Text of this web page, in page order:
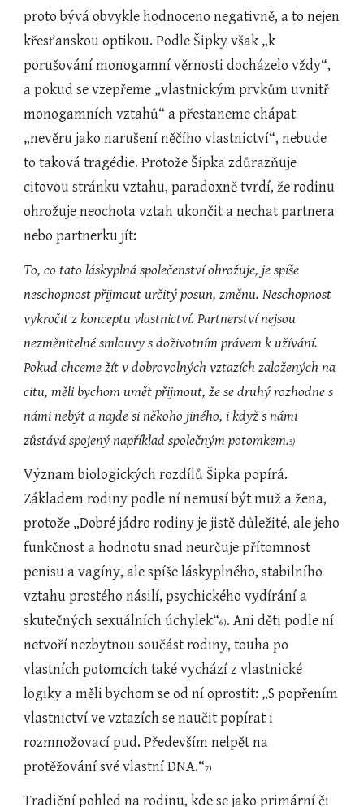
proto bývá obvykle hodnoceno negativně, a to nejen
křesťanskou optikou. Podle Šipky však „k
porušování monogamní věrnosti docházelo vždy“,
a pokud se vzepřeme „vlastnickým prvkům uvnitř
monogamních vztahů“ a přestaneme chápat
„nevěru jako narušení něčího vlastnictví“, nebude
to taková tragédie. Protože Šipka zdůrazňuje
citovou stránku vztahu, paradoxně tvrdí, že rodinu
ohrožuje neochota vztah ukončit a nechat partnera
nebo partnerku jít:
To, co tato láskyplná společenství ohrožuje, je spíše
neschopnost přijmout určitý posun, změnu. Neschopnost
vykročit z konceptu vlastnictví. Partnerství nejsou
nezměnitelné smlouvy s doživotním právem k užívání.
Pokud chceme žít v dobrovolných vztazích založených na
citu, měli bychom umět přijmout, že se druhý rozhodne s
námi nebýt a najde si někoho jiného, i když s námi
zůstává spojený například společným potomkem.5)
Význam biologických rozdílů Šipka popírá.
Základem rodiny podle ní nemusí být muž a žena,
protože „Dobré jádro rodiny je jistě důležité, ale jeho
funkčnost a hodnotu snad neurčuje přítomnost
penisu a vagíny, ale spíše láskyplného, stabilního
vztahu prostého násilí, psychického vydírání a
skutečných sexuálních úchylek“6). Ani děti podle ní
netvoří nezbytnou součást rodiny, touha po
vlastních potomcích také vychází z vlastnické
logiky a měli bychom se od ní oprostit: „S popřením
vlastnictví ve vztazích se naučit popírat i
rozmnožovací pud. Především nelpět na
protěžování své vlastní DNA.“7)
Tradiční pohled na rodinu, kde se jako primární či